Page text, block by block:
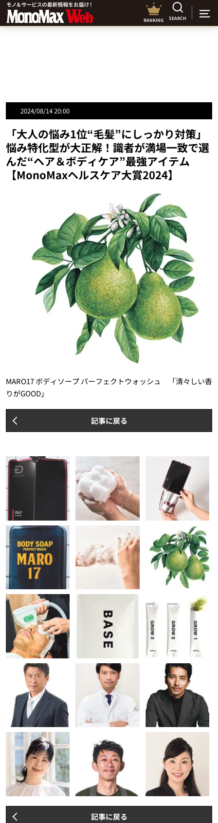
RANKING SEARCH
2024/08/14 20:00
「大人の悩み1位“毛髪”にしっかり対策」
悩み特化型が大正解！識者が満場一致で選
んだ“ヘア＆ボディケア”最強アイテム
【MonoMaxヘルスケア大賞2024】
MARO17 ボディソープ パーフェクトウォッシュ 「清々しい香
りがGOOD」
記事に戻る
記事に戻る